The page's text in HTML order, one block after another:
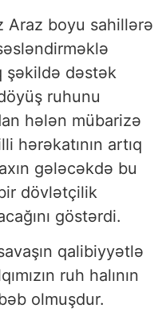
Araz boyu sahillərə
şəkildə dəstək
ruhunu
hələn mübarizə
hərəkatının artıq
gələcəkdə bu
dövlətçilik
göstərdi.
qalibiyyətlə
ruh halının
olmuşdur.